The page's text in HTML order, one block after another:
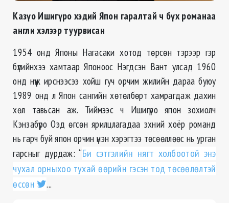
Казүо Ишигүро хэдий Япон гаралтай ч бүх романаа
англи хэлээр туурвисан
1954 онд Японы Нагасаки хотод төрсөн тэрээр гэр
бүлийнхээ хамтаар Японоос Нэгдсэн Вант улсад 1960
онд нүүж ирснээсээ хойш гуч орчим жилийн дараа буюу
1989 онд л Япон сангийн хөтөлбөрт хамрагдаж дахин
хөл тавьсан аж. Тиймээс ч Ишигүро япон зохиолч
Кэнзабүро Оэд өгсөн ярилцлагадаа эхний хоёр романд
нь гарч буй япон орчин үнэн хэрэгтээ төсөөллөөс нь урган
гарсныг дурдаж: “Би сэтгэлийн нягт холбоотой энэ
чухал орныхоо тухай өөрийн гэсэн тод төсөөлөлтэй
өссөн
...